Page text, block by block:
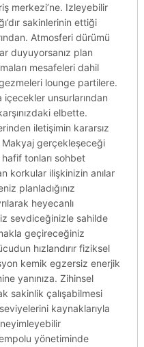
merkezi’ne. Izleyebilir
sakinlerinin ettiği
Atmosferi dürümü
duyuyorsanız plan
mesafeleri dahil
lounge partilere.
unsurlarından
elbette.
iletişimin kararsız
gerçekleşeceği
hafif tonları sohbet
korkular ilişkinizin anılar
planladığınız
heyecanlı
sevdiceğinizle sahilde
geçireceğiniz
hızlandırır fiziksel
kemik egzersiz enerjik
yanınıza. Zihinsel
sakinlik çalışabilmesi
kaynaklarıyla
yönetiminde